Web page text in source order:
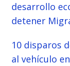
desarrollo
detener
10 disparos
al vehículo